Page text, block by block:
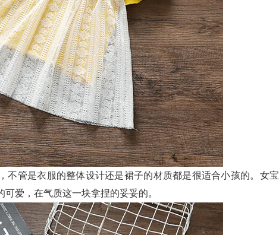
不管是衣服的整体设计还是裙子的材质都是很适合小孩的。女宝
爱，在气质这一块拿捏的妥妥的。